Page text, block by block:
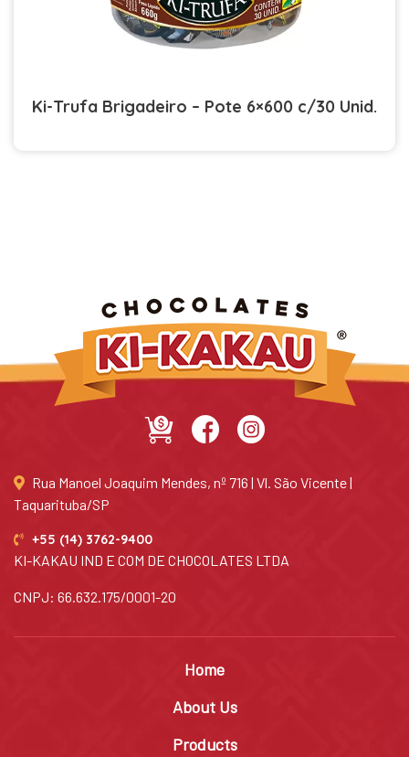
Ki-Trufa Brigadeiro – Pote 6×600 c/30 Unid.
Rua Manoel Joaquim Mendes, nº 716 | Vl. São Vicente |
Taquarituba/SP
+55 (14) 3762-9400
KI-KAKAU IND E COM DE CHOCOLATES LTDA
CNPJ: 66.632.175/0001-20
Home
About Us
Products